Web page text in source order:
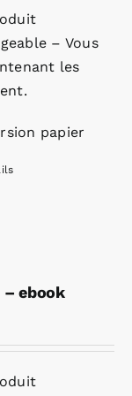
– Vous
les
papier
– ebook